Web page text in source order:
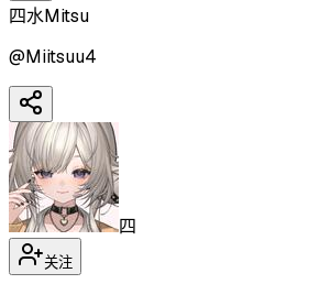
四水Mitsu
@Miitsuu4
四
关注